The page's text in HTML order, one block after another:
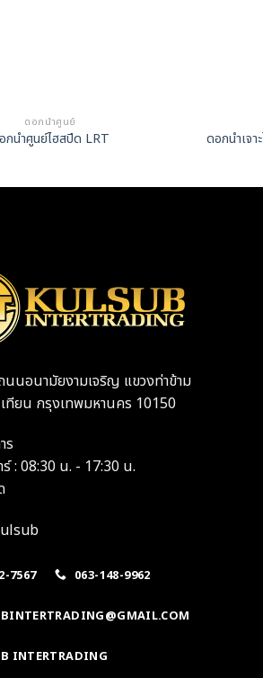
ดอกนำศูนย์
กนำศูนย์ไฮสปีด LRT ดอกนำเจ
นอนามัยงามเจริญ แขวงท่าข้าม
ทียน กรุงเทพมหานคร 10150
ร
: 08:30 น. - 17:30 น.
7567 063-148-9962
INTERTRADING